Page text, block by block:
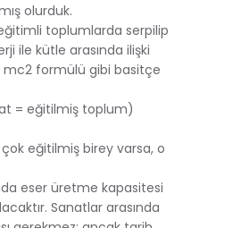
olurduk.
toplumlarda serpilip
ile kütle arasında ilişki
mc2 formülü gibi basitçe
= eğitilmiş toplum)
eğitilmiş birey varsa, o
eser üretme kapasitesi
Sanatlar arasında